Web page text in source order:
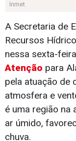
Inmet
A Secretaria de
Recursos
nessa sexta-
Atenção para
pela atuação de
atmosfera e
é uma região na
ar úmido,
chuva.